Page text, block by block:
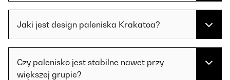
Jaki jest design paleniska Krakatoa?
Czy palenisko jest stabilne nawet przy
większej grupie?